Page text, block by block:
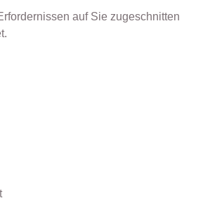
auf Sie zugeschnitten